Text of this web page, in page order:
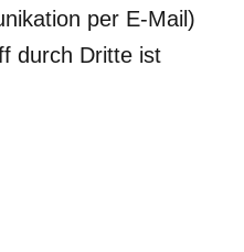
per E-Mail)
durch Dritte ist